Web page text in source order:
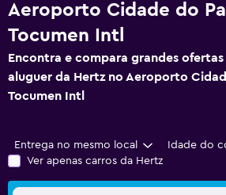
Aeroporto Cidade do
Tocumen Intl
Encontra e compara grandes
aluguer da Hertz no Aeroporto
Tocumen Intl
Entrega no mesmo local Idade do
Ver apenas carros da Hertz